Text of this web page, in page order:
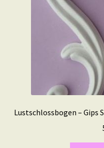
Lustschlossbogen – Gips